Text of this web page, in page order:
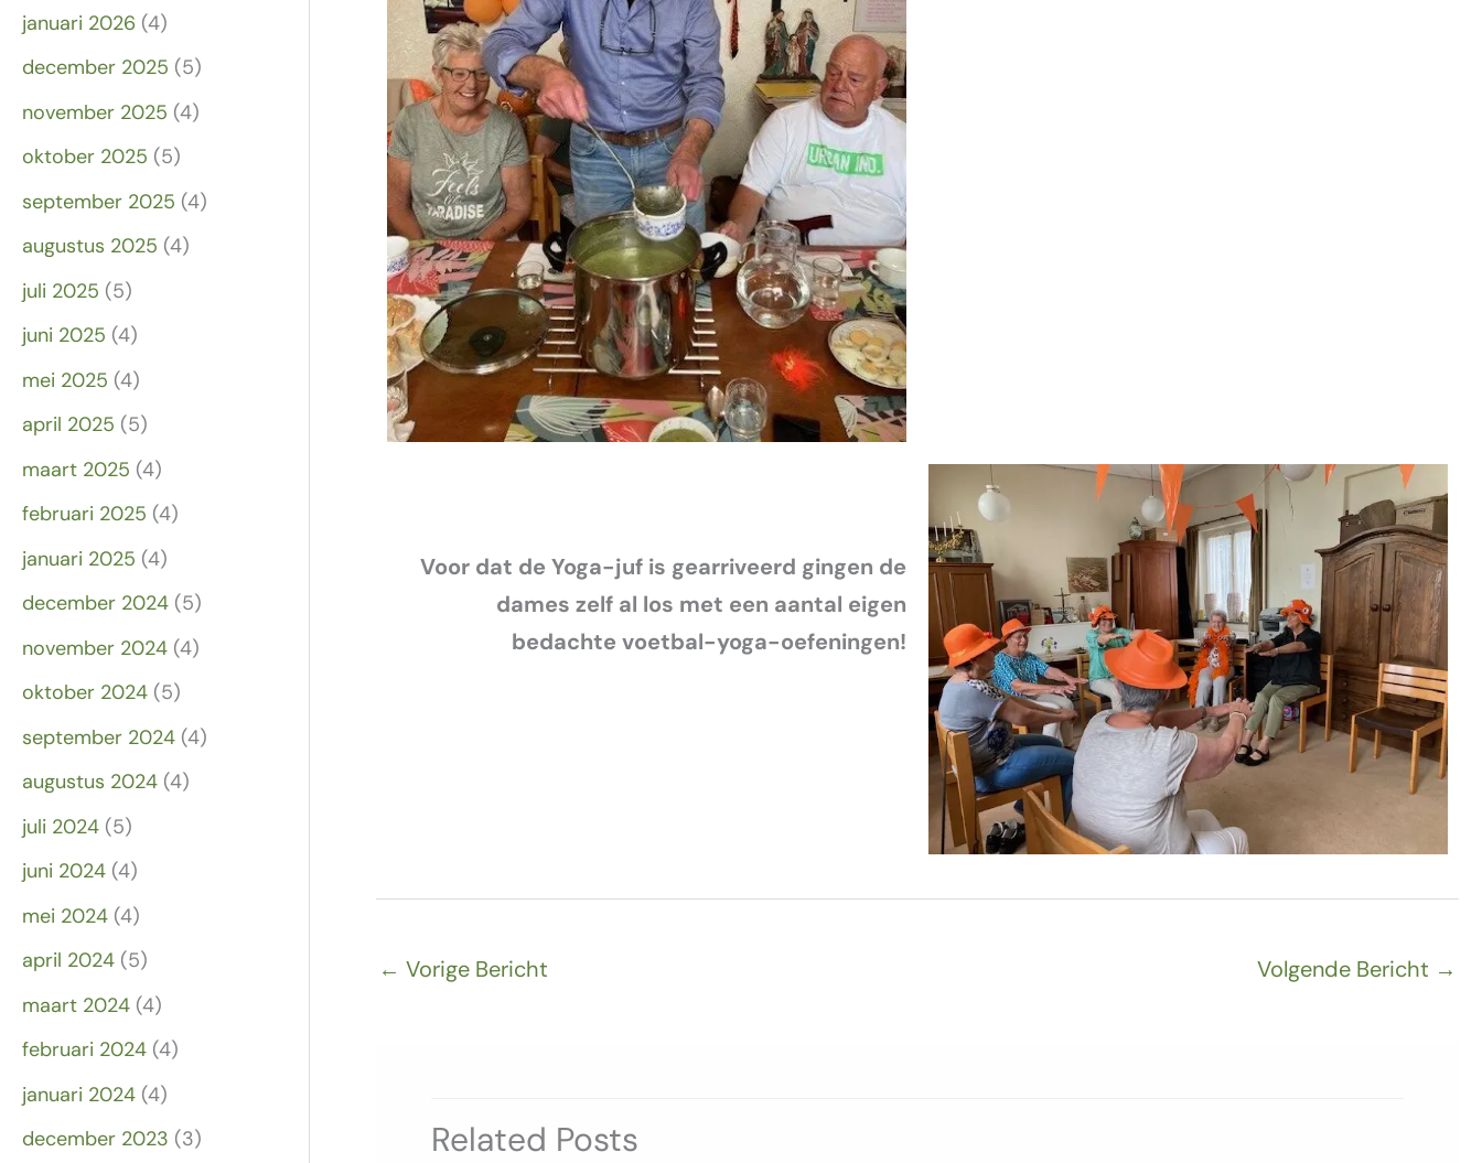
januari 2026 (4)
december 2025 (5)
november 2025 (4)
oktober 2025 (5)
september 2025 (4)
augustus 2025 (4)
juli 2025 (5)
juni 2025 (4)
mei 2025 (4)
april 2025 (5)
maart 2025 (4)
februari 2025 (4)
januari 2025 (4)
december 2024 (5)
november 2024 (4)
oktober 2024 (5)
september 2024 (4)
augustus 2024 (4)
juli 2024 (5)
juni 2024 (4)
mei 2024 (4)
april 2024 (5)
maart 2024 (4)
februari 2024 (4)
januari 2024 (4)
december 2023 (3)
Voor dat de Yoga-juf is gearriveerd gingen de
dames zelf al los met een aantal eigen
bedachte voetbal-yoga-oefeningen!
← Vorige Bericht Volgende Bericht →
Related Posts